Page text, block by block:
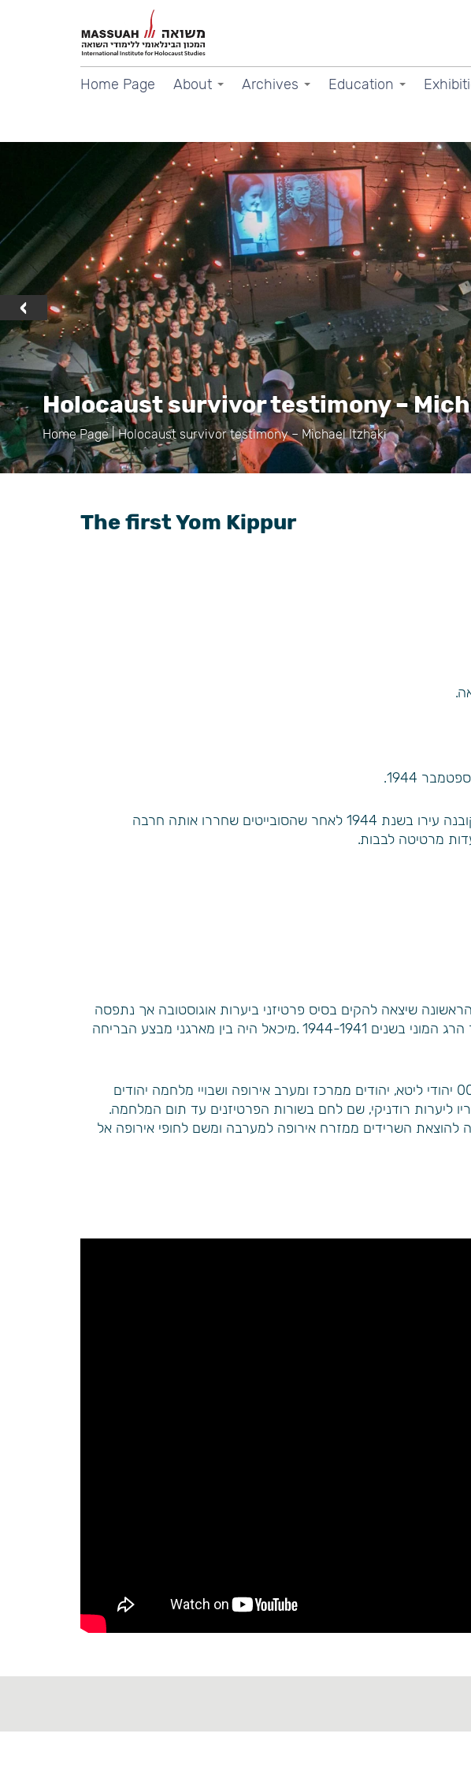
Home Page About Archives Education
‹
Holocaust survivor testimony –
Home Page|Holocaust survivor testimony – Michael Itzhaki
The first Yom Kippur
מיכאל יצחקי בעדות נדירה ומצמררת מיום הכיפורים הראשון שלאחר השחרור. מיכאל חזר לקובנה עירו בשנת 1944 לאחר שהסובייטים שחררו אותה חרבה
מרטיטה לבבות.
שיצאה להקים בסיס פרטיזני ביערות אוגוסטובה אך נתפסה
ע”י הגרמנים. יחד עם חבריו נאסר ב”פורט התשיעי” – מצודה ליד העיר קובנה ששימשה כאתר הרג המוני בשנים 1944-1941 .מיכאל היה בין מארגני מבצע הבריחה
הוא היה בין הבודדים ממשתתפי מבצע הבריחה ששרדו והעידו על שריפת גופותיהם של 000,45 יהודי ליטא, יהודים ממרכז ומערב אירופה ושבויי מלחמה יהודים
ליערות רודניקי, שם לחם בשורות הפרטיזנים עד תום המלחמה.
ליגאלית שחתרה להוצאת השרידים ממזרח אירופה למערבה ומשם לחופי אירופה אל